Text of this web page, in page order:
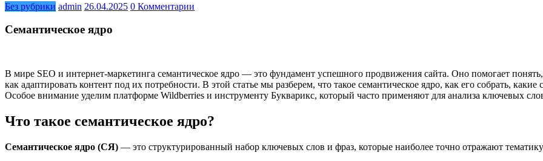
Без рубрики admin 26.04.2025 0 Комментарии
Семантическое ядро
В мире SEO и интернет-маркетинга семантическое ядро — это фундамент успешного продвижения сайта. Оно помогает
как адаптировать контент под их потребности. В этой статье мы разберем, что такое семантическое ядро, как его собрать,
Особое внимание уделим платформе Wildberries и инструменту Букварикс, который часто применяют для анализа ключевых
Что такое семантическое ядро?
Семантическое ядро (СЯ) — это структурированный набор ключевых слов и фраз, которые наиболее точно отражают